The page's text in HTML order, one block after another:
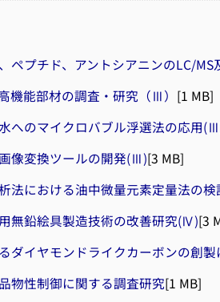
ペプチド、アントシアニンのLC/
機能部材の調査・研究（Ⅲ） [1 MB]
へのマイクロバブル浮選法の応用
像変換ツールの開発(Ⅲ)[3 MB]
法における油中微量元素定量法の検
無鉛絵具製造技術の改善研究(Ⅳ)[3
ダイヤモンドライクカーボンの創
物性制御に関する調査研究[1 MB]